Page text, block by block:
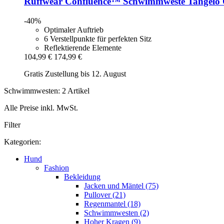
-40%
Optimaler Auftrieb
6 Verstellpunkte für perfekten Sitz
Reflektierende Elemente
104,99 € 174,99 €
Gratis Zustellung bis 12. August
Schwimmwesten: 2 Artikel
Alle Preise inkl. MwSt.
Filter
Kategorien:
Hund
Fashion
Bekleidung
Jacken und Mäntel (75)
Pullover (21)
Regenmantel (18)
Schwimmwesten (2)
Hoher Kragen (9)